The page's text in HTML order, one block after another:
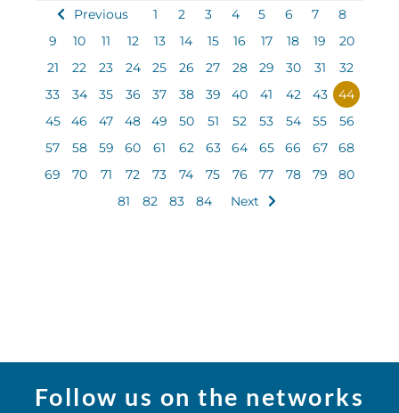
Previous 1 2 3 4 5 6 7
8
9
10 11 12 13 14 15 16 17 18 19
20
21
22 23 24 25 26 27 28 29 30 31
32
33
34 35 36 37 38 39 40 41 42 43
44
45
46 47 48 49 50 51 52 53 54 55
56
57
58 59 60 61 62 63 64 65 66 67
68
69
70 71 72 73 74 75 76 77 78 79
80
81
82 83 84 Next
Follow us on the networks